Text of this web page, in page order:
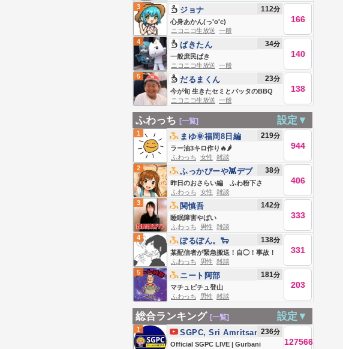
3
心身あかん(っ'o'c)
ジョナ 112分
166
ニコニコ生放送 一般
4
一般庶民ぱき
ぱきたん 34分
140
ニコニコ生放送 一般
5
今が旬 生きたセミとバッタのBBQ
だるまくん 23分
138
ニコニコ生放送 一般
ふわっち [一覧] 設定▼
1
ラー油3キロ作り🔥🌶️
まゆ🌞福岡8日編 219分
944
ふわっち 女性 雑談
2
昨日のおさらい編 ふわ粉下さ
い！！！！！
ふっかぴーや👾デブ
編
38分
406
ふわっち 女性 雑談
3
睡眠障害やばい
関慎吾 142分
333
ふわっち 男性 雑談
4
某配信者が緊急搬送！自◯！事故！
ふわっちニュース
ぽるぽん。🐑 138分
331
ふわっち 男性 雑談
5
マチュピチュ登山
ニート阿部 181分
203
ふわっち 男性 雑談
総合ランキング [一覧] 設定▼
1
Official SGPC LIVE | Gurbani
SGPC, Sri Amritsar 236分
127566